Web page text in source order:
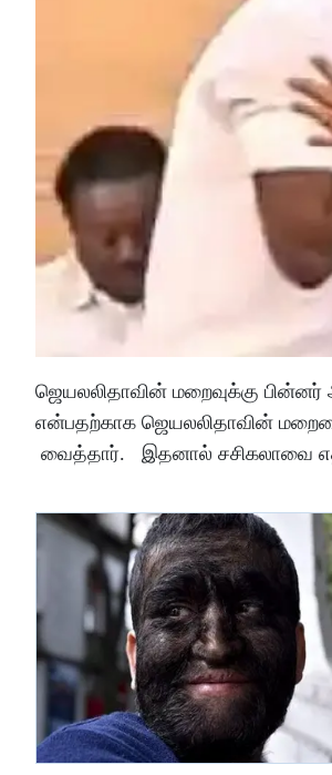
ஜெயலலிதாவின் மறைவுக்கு
என்பதற்காக ஜெயலலிதாவின்
வைத்தார். இதனால் சசிகலாவை